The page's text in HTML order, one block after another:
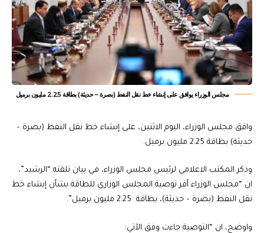
مجلس الوزراء يوافق على إنشاء خط نقل النفط (بصرة – حديثة) بطاقة 2.25 مليون برميل
وافق مجلس الوزراء، اليوم الاثنين، على إنشاء خط نقل النفط (بصرة –
حديثة) بطاقة 2.25 مليون برميل.
وذكر المكتب الاعلامي لرئيس مجلس الوزراء، في بيان تلقته “الرشيد”،
ان “مجلس الوزراء أقر توصية المجلس الوزاري للطاقة بشأن إنشاء خط
نقل النفط (بصرة – حديثة)، بطاقة 2.25 مليون برميل”.
واوضح، ان “التوصية جاءت وفق الآتي: